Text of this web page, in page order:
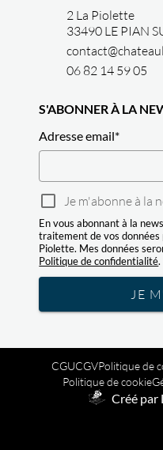
2 La Piolette
33490 LE PIAN
06 82 14 59 05
S'ABONNER À LA
Adresse email*
Je m'abonne à la
En vous abonnant à la
traitement de vos données
Piolette. Mes données
Politique de confidentialité.
JE
CGUCGVPolitique de
Politique de cookie
Créé par